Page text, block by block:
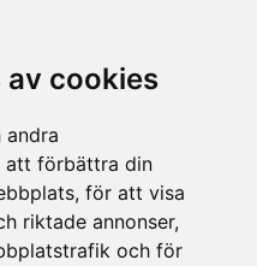
av cookies
andra
att förbättra din
för att visa
riktade annonser,
och för